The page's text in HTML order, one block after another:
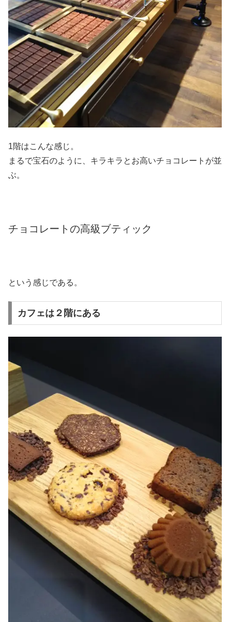
1階はこんな感じ。
まるで宝石のように、キラキラとお高いチョコレートが並
ぶ。
チョコレートの高級ブティック
という感じである。
カフェは２階にある